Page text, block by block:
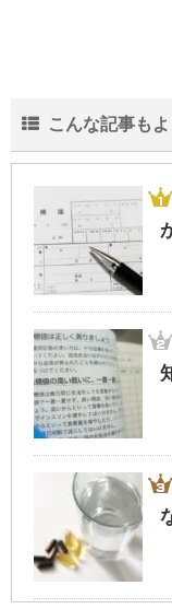
こんな記事も